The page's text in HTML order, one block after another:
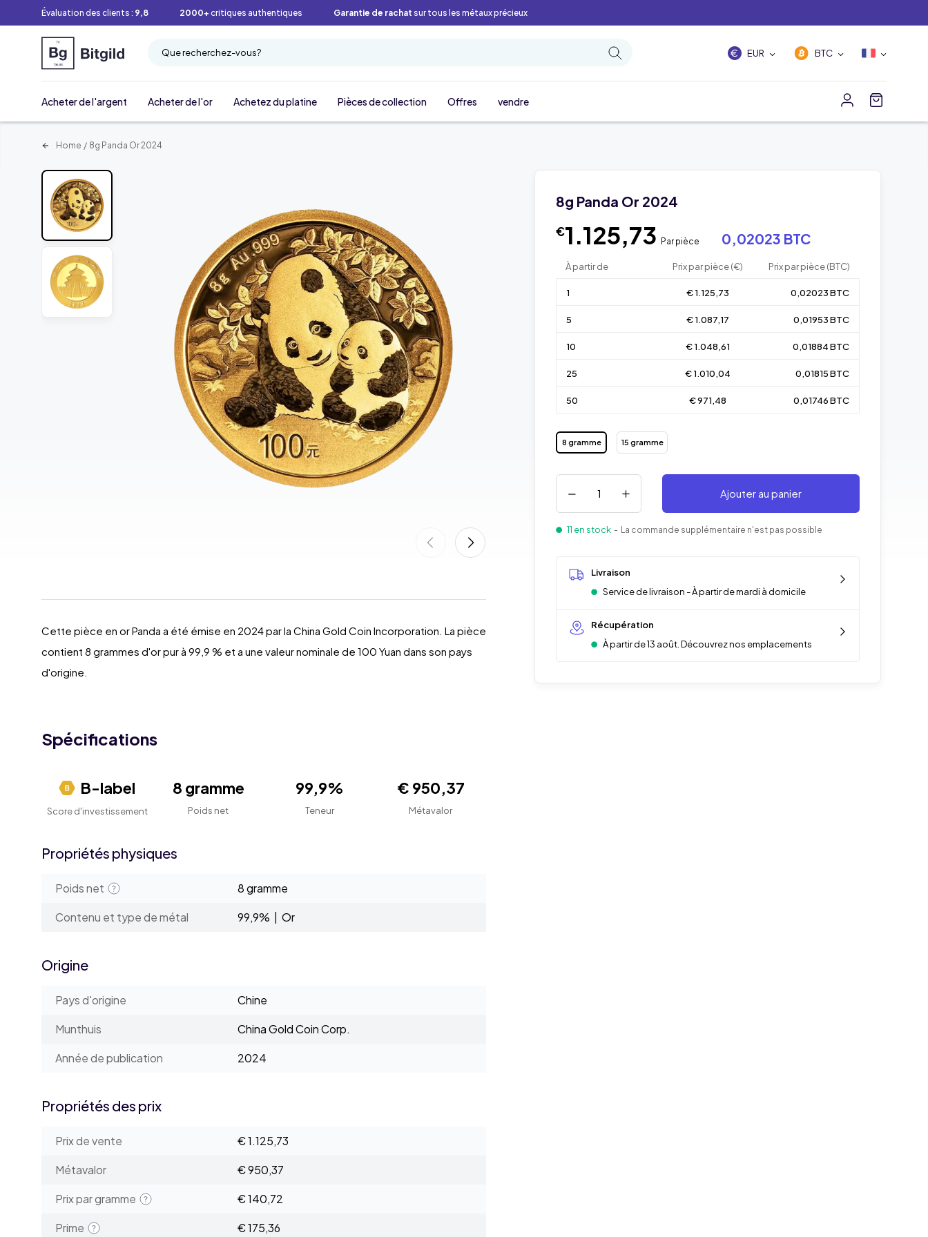
Évaluation des clients : 9,8 2000+ critiques authentiques Garantie de rachat sur tous les métaux précieux
Que recherchez-vous? EUR BTC
Acheter de l'argent Acheter de l'or Achetez du platine Pièces de collection Offres vendre
Home / 8g Panda Or 2024
8g Panda Or 2024
€1.125,73 Par pièce 0,02023 BTC
À partir de Prix par pièce (€) Prix par pièce (BTC)
1 € 1.125,73 0,02023 BTC
5 € 1.087,17 0,01953 BTC
10 € 1.048,61 0,01884 BTC
25 € 1.010,04 0,01815 BTC
50 € 971,48 0,01746 BTC
8 gramme 15 gramme
Ajouter au panier
11 en stock - La commande supplémentaire n'est pas possible
Livraison
Service de livraison - À partir de mardi à domicile
Récupération
À partir de 13 août. Découvrez nos emplacements
Cette pièce en or Panda a été émise en 2024 par la China Gold Coin Incorporation. La pièce
contient 8 grammes d'or pur à 99,9 % et a une valeur nominale de 100 Yuan dans son pays
d'origine.
Spécifications
B-label
Score d'investissement
8 gramme
Poids net
99,9%
Teneur
€ 950,37
Métavalor
Propriétés physiques
Poids net
8 gramme
Contenu et type de métal
99,9% | Or
Origine
Pays d'origine
Chine
Munthuis
China Gold Coin Corp.
Année de publication
2024
Propriétés des prix
Prix de vente
€ 1.125,73
Métavalor
€ 950,37
Prix par gramme
€ 140,72
Prime
€ 175,36